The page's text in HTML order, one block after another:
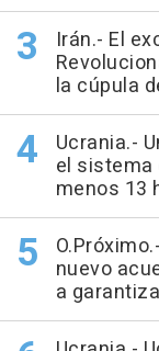
Irán.- El
la cúpula
Ucrania.-
el sistema
menos 13
nuevo
a